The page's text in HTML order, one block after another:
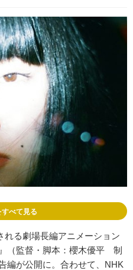
すべて見る
る劇場長編アニメーション
（監督・脚本：櫻木優平 制
編が公開に。合わせて、NHK